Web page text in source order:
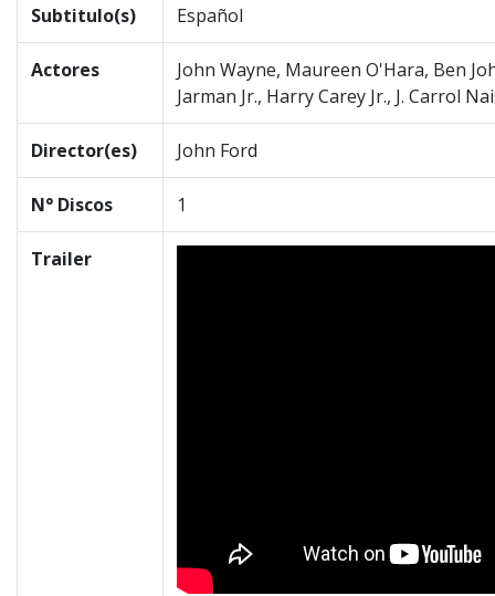
Subtitulo(s) Español
Actores
John Wayne, Maureen O'Hara, Ben
Jarman Jr., Harry Carey Jr., J. Carrol
Director(es) John Ford
N° Discos 1
Trailer